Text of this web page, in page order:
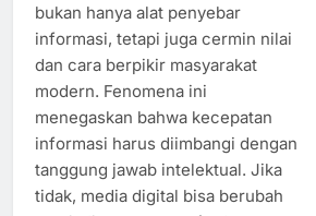
bukan hanya alat penyebar
informasi, tetapi juga cermin nilai
dan cara berpikir masyarakat
modern. Fenomena ini
menegaskan bahwa kecepatan
informasi harus diimbangi dengan
tanggung jawab intelektual. Jika
tidak, media digital bisa berubah